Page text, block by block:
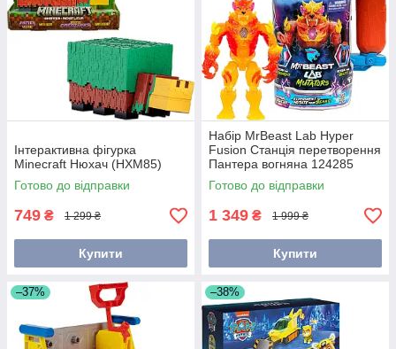
Інтерактивна фігурка
Minecraft Нюхач (HXM85)
Готово до відправки
749 ₴ 1 299 ₴
Купити
Набір MrBeast Lab Hyper
Fusion Станція перетворення
Пантера вогняна 124285
Готово до відправки
1 349 ₴ 1 999 ₴
Купити
–37% –38%